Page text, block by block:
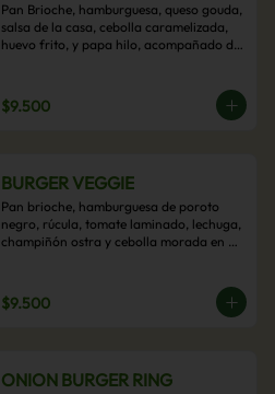
Pan Brioche, hamburguesa, queso gouda,
salsa de la casa, cebolla caramelizada,
huevo frito, y papa hilo, acompañado de
$9.500
BURGER VEGGIE
Pan brioche, hamburguesa de poroto
negro, rúcula, tomate laminado, lechuga,
champiñón ostra y cebolla morada en
$9.500
ONION BURGER RING